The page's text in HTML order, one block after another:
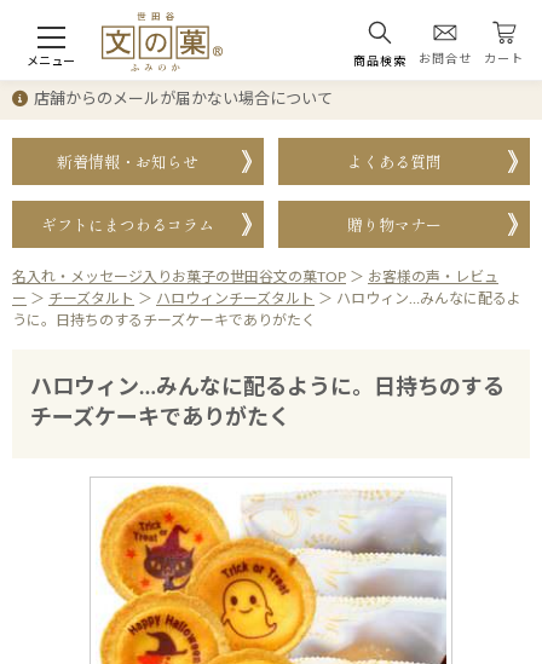
メニュー 商品検索 お問合せ カート
店舗からのメールが届かない場合について
新着情報・お知らせ よくある質問
ギフトにまつわるコラム 贈り物マナー
名入れ・メッセージ入りお菓子の世田谷文の菓TOP ＞ お客様の声・レビュ
ー ＞ チーズタルト ＞ ハロウィンチーズタルト ＞ ハロウィン…みんなに配るよ
うに。日持ちのするチーズケーキでありがたく
ハロウィン…みんなに配るように。日持ちのする
チーズケーキでありがたく